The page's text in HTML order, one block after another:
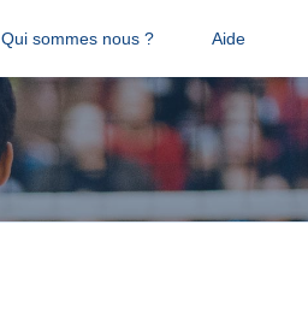
Qui sommes nous ? Aide